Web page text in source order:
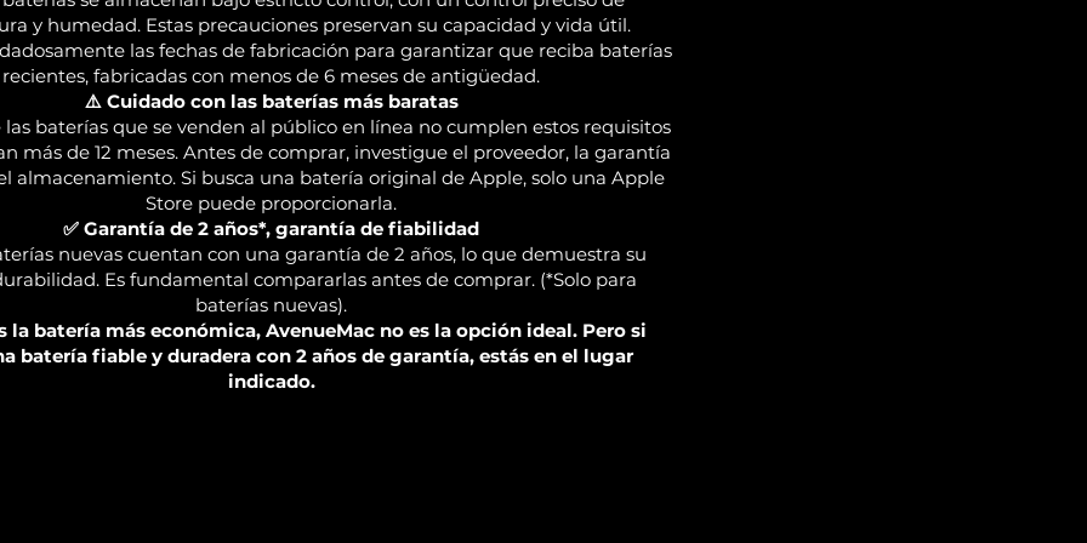
y humedad. Estas precauciones preservan su capacidad y vida útil.
las fechas de fabricación para garantizar que reciba baterías
recientes, fabricadas con menos de 6 meses de antigüedad.
⚠️ Cuidado con las baterías más baratas
baterías que se venden al público en línea no cumplen estos requisitos
más de 12 meses. Antes de comprar, investigue el proveedor, la garantía
almacenamiento. Si busca una batería original de Apple, solo una Apple
Store puede proporcionarla.
✅ Garantía de 2 años*, garantía de fiabilidad
nuevas cuentan con una garantía de 2 años, lo que demuestra su
Es fundamental compararlas antes de comprar. (*Solo para
baterías nuevas).
la batería más económica, AvenueMac no es la opción ideal. Pero si
batería fiable y duradera con 2 años de garantía, estás en el lugar
indicado.